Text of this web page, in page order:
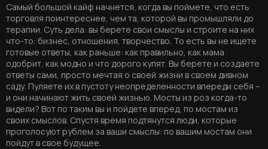
Самый большой кайф начнется, когда вы поймете, что есть
торговля поинтереснее, чем та, которой вы промышляли до
терапии. Суть дела: вы берете свои смыслы и строите на них
что-то: бизнес, отношения, творчество. То есть вы не ищете
готовые ответы, как раньше: как правильно, как мама
одобрит, как модно и что дорого купят. Вы берете и создаете
ответы сами, просто мечтая о своей жизни в своем дивном
саду. Пуляете их в пустоту неопределенности впереди себя –
и они начинают жить своей жизнью. Мосты из роз когда-то
видели? Вот по таким вы и пойдете вперед, по мостам из
своих смыслов. Спустя время подтянутся люди, которые
проголосуют рублем за ваши смыслы: по вашим мостам они
пойдут в свое будущее.